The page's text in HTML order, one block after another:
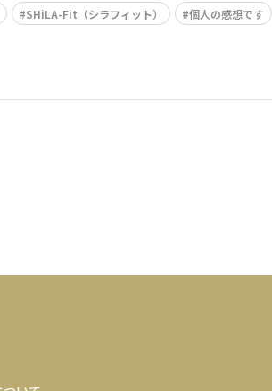
SHiLA-Fit（シラフィット）
個人の感想です